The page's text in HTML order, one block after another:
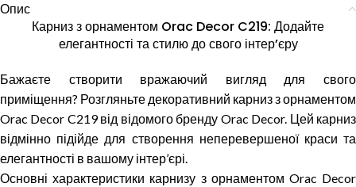
Опис
Карниз з орнаментом Orac Decor C219: Додайте
елегантності та стилю до свого інтер’єру
Бажаєте створити вражаючий вигляд для свого
приміщення? Розгляньте декоративний карниз з орнаментом
Orac Decor C219 від відомого бренду Orac Decor. Цей карниз
відмінно підійде для створення неперевершеної краси та
елегантності в вашому інтер’єрі.
Основні характеристики карнизу з орнаментом Orac Decor